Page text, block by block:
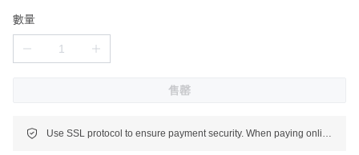
數量
售罄
Use SSL protocol to ensure payment security. When paying online, your payment information is protected.